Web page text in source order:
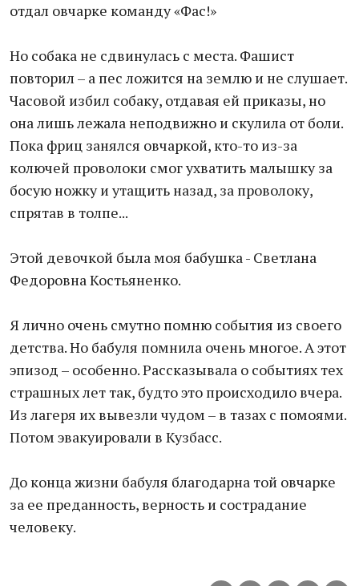
отдал овчарке команду «Фас!»
Но собака не сдвинулась с места. Фашист
повторил – а пес ложится на землю и не слушает.
Часовой избил собаку, отдавая ей приказы, но
она лишь лежала неподвижно и скулила от боли.
Пока фриц занялся овчаркой, кто-то из-за
колючей проволоки смог ухватить малышку за
босую ножку и утащить назад, за проволоку,
спрятав в толпе...
Этой девочкой была моя бабушка - Светлана
Федоровна Костьяненко.
Я лично очень смутно помню события из своего
детства. Но бабуля помнила очень многое. А этот
эпизод – особенно. Рассказывала о событиях тех
страшных лет так, будто это происходило вчера.
Из лагеря их вывезли чудом – в тазах с помоями.
Потом эвакуировали в Кузбасс.
До конца жизни бабуля благодарна той овчарке
за ее преданность, верность и сострадание
человеку.